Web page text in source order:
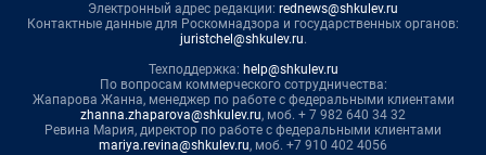
Электронный адрес редакции: rednews@shkulev.ru
Контактные данные для Роскомнадзора и государственных органов:
juristchel@shkulev.ru.
Техподдержка: help@shkulev.ru
По вопросам коммерческого сотрудничества:
Жапарова Жанна, менеджер по работе с федеральными клиентами
zhanna.zhaparova@shkulev.ru, моб. + 7 982 640 34 32
Ревина Мария, директор по работе с федеральными клиентами
mariya.revina@shkulev.ru, моб. +7 910 402 4056